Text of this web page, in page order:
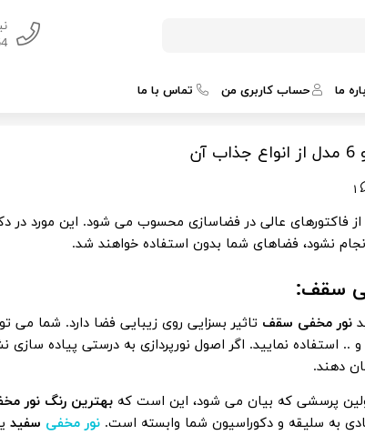
ما حساب کاربری من تماس با ما
فاکتورهای عالی در فضاسازی محسوب می شود. این مورد در
نشود، فضاهای شما بدون استفاده خواهند شد.
سقف:
نور مخفی سقف تاثیر بسزایی روی زیبایی فضا دارد. شما می
.. استفاده نمایید. اگر اصول نورپردازی به درستی پیاده سازی
دهند.
پرسشی که بیان می شود، این است کهبهترین رنگ نور
به سلیقه و دکوراسیون شما وابسته است.نور مخفی سفید